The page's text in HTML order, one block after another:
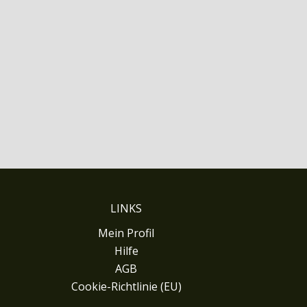
LINKS
Mein Profil
Hilfe
AGB
Cookie-Richtlinie (EU)